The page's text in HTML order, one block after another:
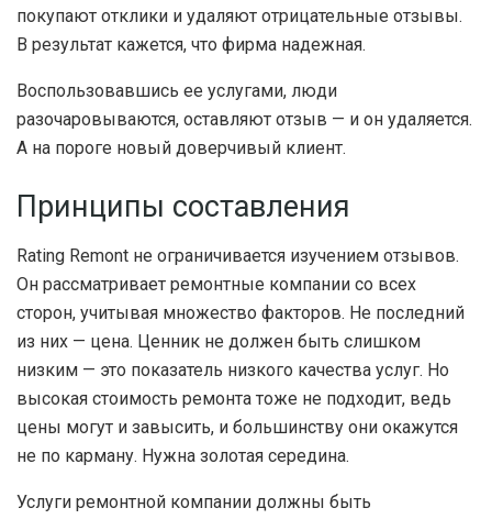
покупают отклики и удаляют отрицательные отзывы.
В результат кажется, что фирма надежная.
Воспользовавшись ее услугами, люди
разочаровываются, оставляют отзыв — и он удаляется.
А на пороге новый доверчивый клиент.
Принципы составления
Rating Remont не ограничивается изучением отзывов.
Он рассматривает ремонтные компании со всех
сторон, учитывая множество факторов. Не последний
из них — цена. Ценник не должен быть слишком
низким — это показатель низкого качества услуг. Но
высокая стоимость ремонта тоже не подходит, ведь
цены могут и завысить, и большинству они окажутся
не по карману. Нужна золотая середина.
Услуги ремонтной компании должны быть